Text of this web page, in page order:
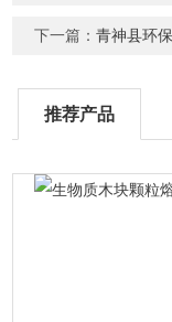
下一篇：青神县环
推荐产品